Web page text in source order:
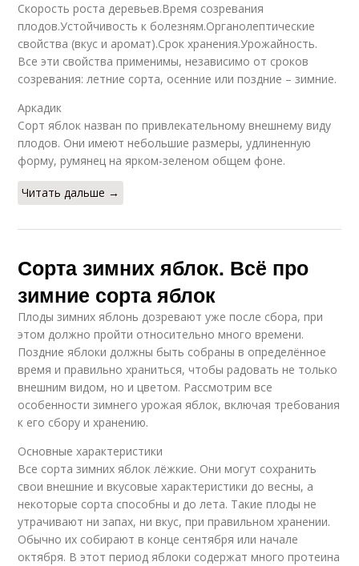
Скорость роста деревьев.Время созревания
плодов.Устойчивость к болезням.Органолептические
свойства (вкус и аромат).Срок хранения.Урожайность.
Все эти свойства применимы, независимо от сроков
созревания: летние сорта, осенние или поздние – зимние.
Аркадик
Сорт яблок назван по привлекательному внешнему виду
плодов. Они имеют небольшие размеры, удлиненную
форму, румянец на ярком-зеленом общем фоне.
Читать дальше →
Сорта зимних яблок. Всё про
зимние сорта яблок
Плоды зимних яблонь дозревают уже после сбора, при
этом должно пройти относительно много времени.
Поздние яблоки должны быть собраны в определённое
время и правильно храниться, чтобы радовать не только
внешним видом, но и цветом. Рассмотрим все
особенности зимнего урожая яблок, включая требования
к его сбору и хранению.
Основные характеристики
Все сорта зимних яблок лёжкие. Они могут сохранить
свои внешние и вкусовые характеристики до весны, а
некоторые сорта способны и до лета. Такие плоды не
утрачивают ни запах, ни вкус, при правильном хранении.
Обычно их собирают в конце сентября или начале
октября. В этот период яблоки содержат много протеина